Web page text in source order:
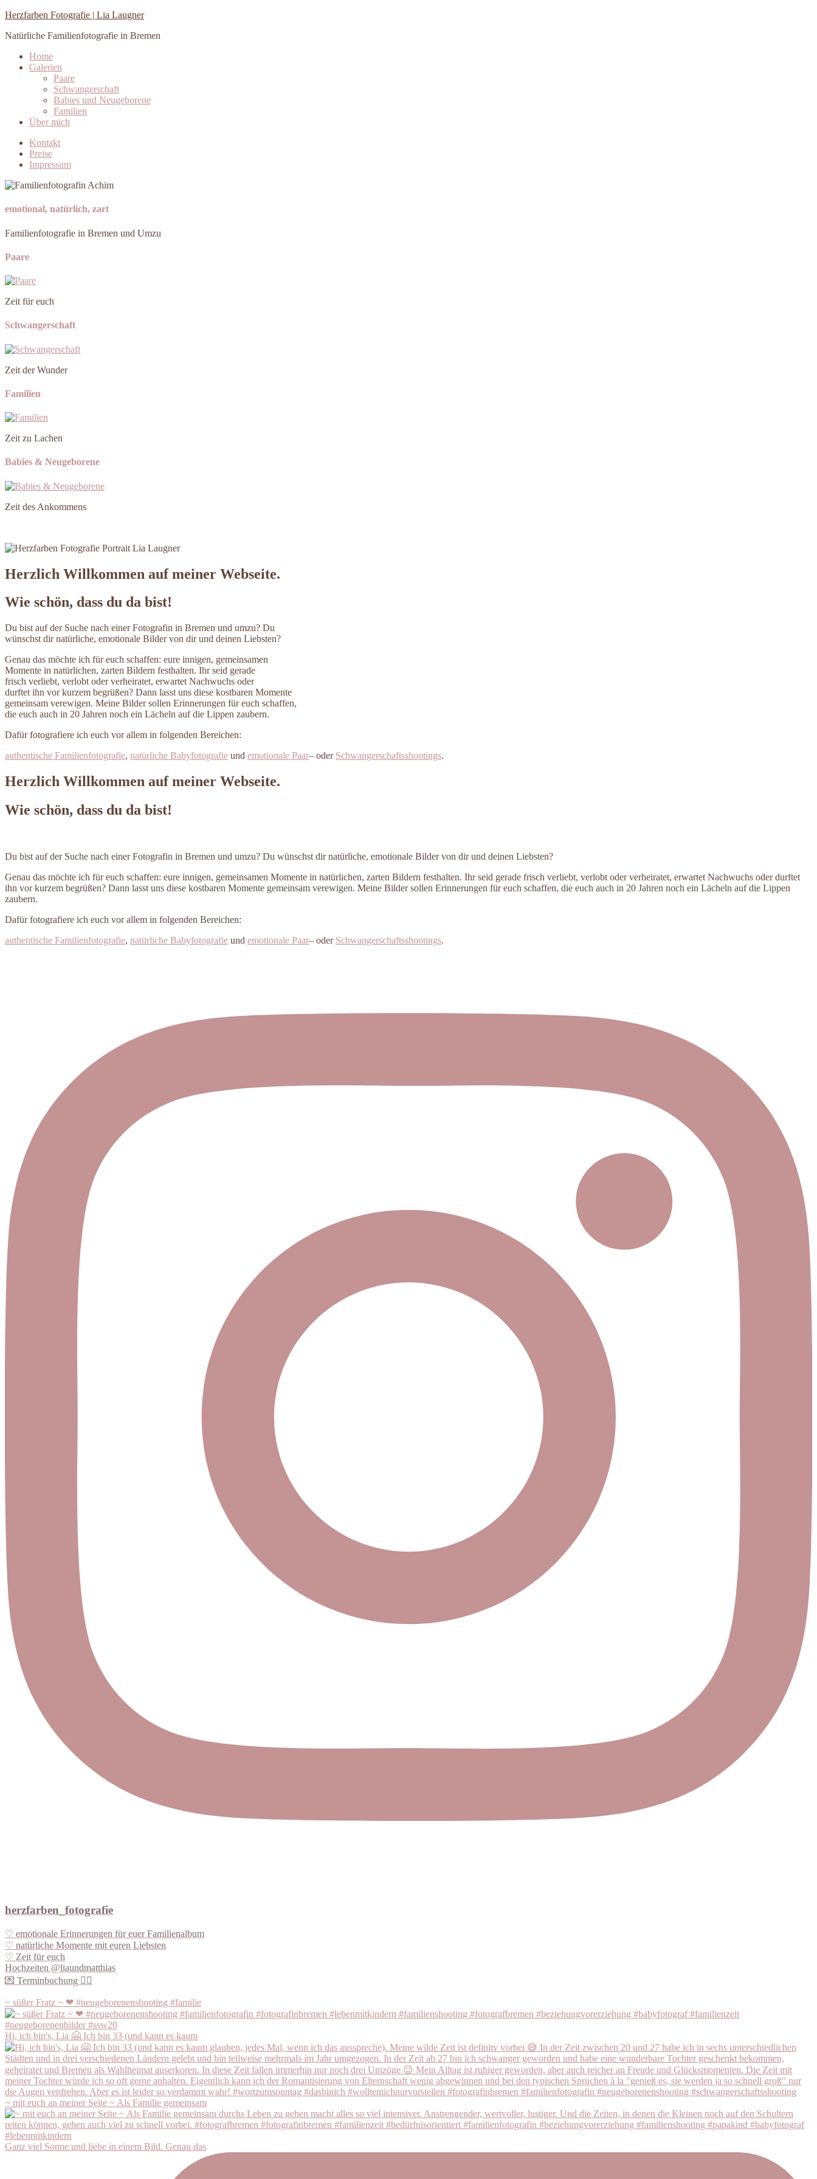
Herzfarben Fotografie | Lia Laugner
Natürliche Familienfotografie in Bremen
Home
Galerien
Paare
Schwangerschaft
Babies und Neugeborene
Familien
Über mich
Kontakt
Preise
Impressum
emotional, natürlich, zart
Familienfotografie in Bremen und Umzu
Paare
Zeit für euch
Schwangerschaft
Zeit der Wunder
Familien
Zeit zu Lachen
Babies & Neugeborene
Zeit des Ankommens
Herzlich Willkommen auf meiner Webseite.
Wie schön, dass du da bist!
Du bist auf der Suche nach einer Fotografin in Bremen und umzu? Du
wünschst dir natürliche, emotionale Bilder von dir und deinen Liebsten?
Genau das möchte ich für euch schaffen: eure innigen, gemeinsamen
Momente in natürlichen, zarten Bildern festhalten. Ihr seid gerade
frisch verliebt, verlobt oder verheiratet, erwartet Nachwuchs oder
durftet ihn vor kurzem begrüßen? Dann lasst uns diese kostbaren Momente
gemeinsam verewigen. Meine Bilder sollen Erinnerungen für euch schaffen,
die euch auch in 20 Jahren noch ein Lächeln auf die Lippen zaubern.
Dafür fotografiere ich euch vor allem in folgenden Bereichen:
authentische Familienfotografie, natürliche Babyfotografie und emotionale Paar– oder Schwangerschaftsshootings.
Herzlich Willkommen auf meiner Webseite.
Wie schön, dass du da bist!
Du bist auf der Suche nach einer Fotografin in Bremen und umzu? Du wünschst dir natürliche, emotionale Bilder von dir und deinen Liebsten?
Genau das möchte ich für euch schaffen: eure innigen, gemeinsamen Momente in natürlichen, zarten Bildern festhalten. Ihr seid gerade frisch verliebt, verlobt oder verheiratet, erwartet Nachwuchs oder durftet
ihn vor kurzem begrüßen? Dann lasst uns diese kostbaren Momente gemeinsam verewigen. Meine Bilder sollen Erinnerungen für euch schaffen, die euch auch in 20 Jahren noch ein Lächeln auf die Lippen
zaubern.
Dafür fotografiere ich euch vor allem in folgenden Bereichen:
authentische Familienfotografie, natürliche Babyfotografie und emotionale Paar– oder Schwangerschaftsshootings.
herzfarben_fotografie
♡ emotionale Erinnerungen für euer Familienalbum
♡ natürliche Momente mit euren Liebsten
♡ Zeit für euch
Hochzeiten @liaundmatthias
💌 Terminbuchung 👇🏽
~ süßer Fratz ~ ❤ #neugeborenenshooting #familie
Hi, ich bin's, Lia 🤗 Ich bin 33 (und kann es kaum
~ mit euch an meiner Seite ~ Als Familie gemeinsam
Ganz viel Sonne und liebe in einem Bild. Genau das